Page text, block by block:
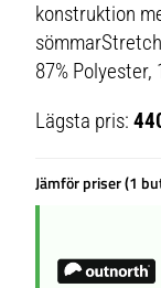
konstruktion
87% Polyester,
Lägsta pris:
Jämför priser (1